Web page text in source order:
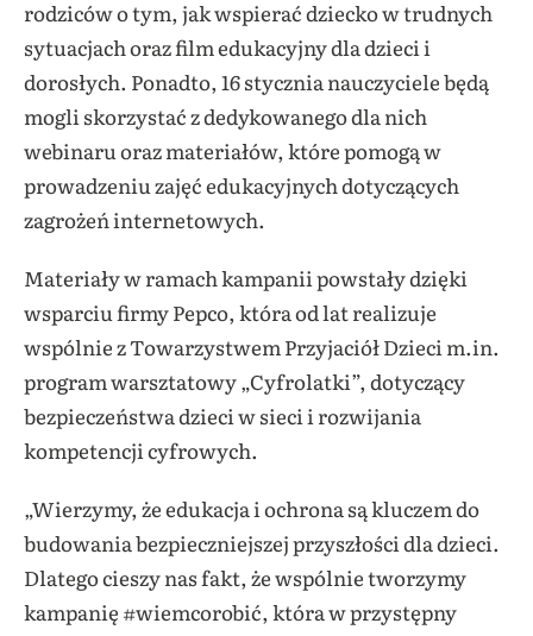
rodziców o tym, jak wspierać dziecko w trudnych
sytuacjach oraz film edukacyjny dla dzieci i
dorosłych. Ponadto, 16 stycznia nauczyciele będą
mogli skorzystać z dedykowanego dla nich
webinaru oraz materiałów, które pomogą w
prowadzeniu zajęć edukacyjnych dotyczących
zagrożeń internetowych.
Materiały w ramach kampanii powstały dzięki
wsparciu firmy Pepco, która od lat realizuje
wspólnie z Towarzystwem Przyjaciół Dzieci m.in.
program warsztatowy „Cyfrolatki”, dotyczący
bezpieczeństwa dzieci w sieci i rozwijania
kompetencji cyfrowych.
„Wierzymy, że edukacja i ochrona są kluczem do
budowania bezpieczniejszej przyszłości dla dzieci.
Dlatego cieszy nas fakt, że wspólnie tworzymy
kampanię #wiemcorobić, która w przystępny